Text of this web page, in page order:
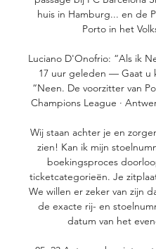
huis in Hamburg... en de
Porto in het
Luciano D'Onofrio: “Als ik
17 uur geleden — Gaat u
“Neen. De voorzitter van
Champions League ·
Wij staan achter je en
zien! Kan ik mijn
boekingsproces
ticketcategorieën. Je
We willen er zeker van zijn
de exacte rij- en
datum van het